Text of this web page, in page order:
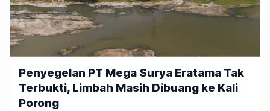
Penyegelan PT Mega Surya Eratama Tak
Terbukti, Limbah Masih Dibuang ke Kali
Porong